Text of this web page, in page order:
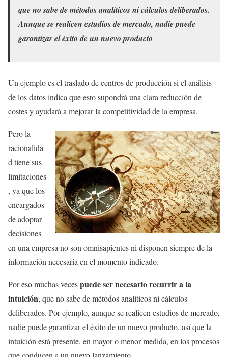
que no sabe de métodos analíticos ni cálculos deliberados.
Aunque se realicen estudios de mercado, nadie puede
garantizar el éxito de un nuevo producto
Un ejemplo es el traslado de centros de producción si el análisis
de los datos indica que esto supondrá una clara reducción de
costes y ayudará a mejorar la competitividad de la empresa.
Pero la
racionalida
d tiene sus
limitaciones
, ya que los
encargados
de adoptar
decisiones
en una empresa no son omnisapientes ni disponen siempre de la
información necesaria en el momento indicado.
Por eso muchas vecespuede ser necesario recurrir a la
intuición, que no sabe de métodos analíticos ni cálculos
deliberados. Por ejemplo, aunque se realicen estudios de mercado,
nadie puede garantizar el éxito de un nuevo producto, así que la
intuición está presente, en mayor o menor medida, en los procesos